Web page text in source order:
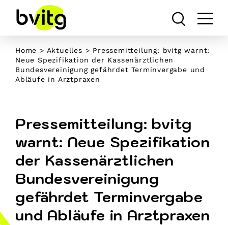
content
Home > Aktuelles > Pressemitteilung: bvitg warnt:
Neue Spezifikation der Kassenärztlichen
Bundesvereinigung gefährdet Terminvergabe und
Abläufe in Arztpraxen
Pressemitteilung: bvitg
warnt: Neue Spezifikation
der Kassenärztlichen
Bundesvereinigung
gefährdet Terminvergabe
und Abläufe in Arztpraxen